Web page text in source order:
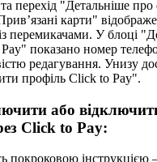
ючити або відключит
ез Click to Pay:
ь покроковою інструкцією